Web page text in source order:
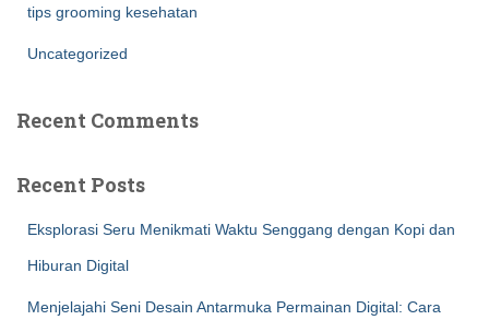
tips grooming kesehatan
Uncategorized
Recent Comments
Recent Posts
Eksplorasi Seru Menikmati Waktu Senggang dengan Kopi dan
Hiburan Digital
Menjelajahi Seni Desain Antarmuka Permainan Digital: Cara